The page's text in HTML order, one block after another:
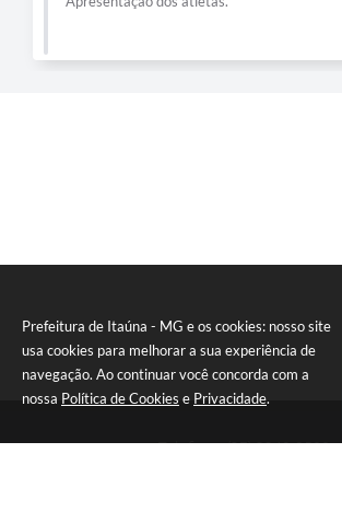
Prefeitura de Itaúna - MG e os cookies: nosso site
usa cookies para melhorar a sua experiência de
navegação. Ao continuar você concorda com a
nossa Política de Cookies e Privacidade.
Telefone: (37) 3249-9500